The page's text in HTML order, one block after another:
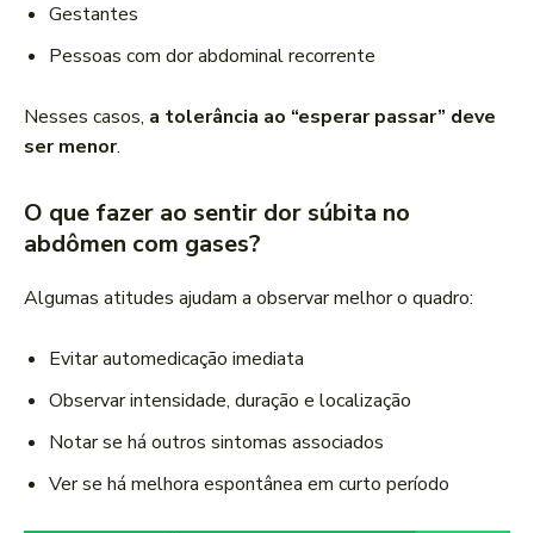
Gestantes
Pessoas com dor abdominal recorrente
Nesses casos, a tolerância ao “esperar passar” deve
ser menor.
O que fazer ao sentir dor súbita no
abdômen com gases?
Algumas atitudes ajudam a observar melhor o quadro:
Evitar automedicação imediata
Observar intensidade, duração e localização
Notar se há outros sintomas associados
Ver se há melhora espontânea em curto período